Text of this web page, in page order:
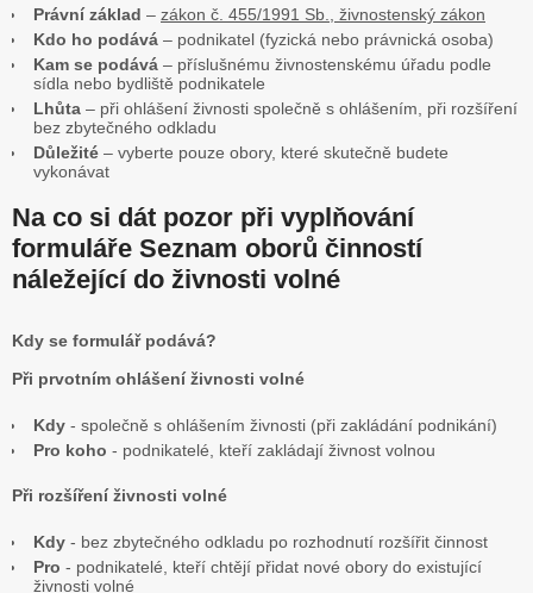
Právní základ – zákon č. 455/1991 Sb., živnostenský zákon
Kdo ho podává – podnikatel (fyzická nebo právnická osoba)
Kam se podává – příslušnému živnostenskému úřadu podle
sídla nebo bydliště podnikatele
Lhůta – při ohlášení živnosti společně s ohlášením, při rozšíření
bez zbytečného odkladu
Důležité – vyberte pouze obory, které skutečně budete
vykonávat
Na co si dát pozor při vyplňování
formuláře Seznam oborů činností
náležející do živnosti volné
Kdy se formulář podává?
Při prvotním ohlášení živnosti volné
Kdy - společně s ohlášením živnosti (při zakládání podnikání)
Pro koho - podnikatelé, kteří zakládají živnost volnou
Při rozšíření živnosti volné
Kdy - bez zbytečného odkladu po rozhodnutí rozšířit činnost
Pro - podnikatelé, kteří chtějí přidat nové obory do existující
živnosti volné